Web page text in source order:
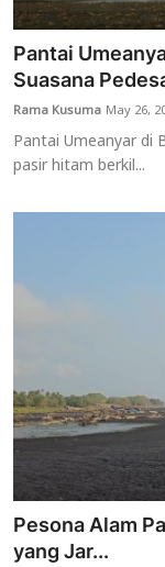
Pantai
Suasana
Rama Kusuma May 26,
Pantai Umeanyar di
pasir hitam berkil...
Pesona Alam
yang Jar...